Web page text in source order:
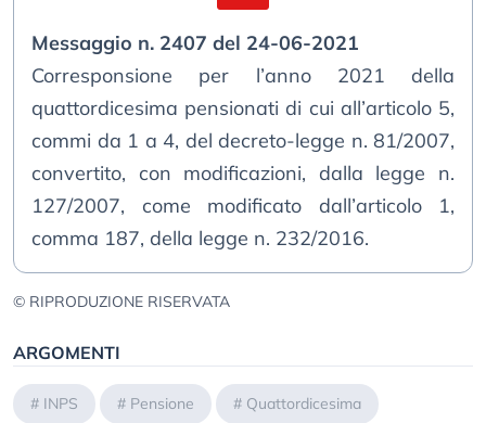
Messaggio n. 2407 del 24-06-2021
Corresponsione per l’anno 2021 della
quattordicesima pensionati di cui all’articolo 5,
commi da 1 a 4, del decreto-legge n. 81/2007,
convertito, con modificazioni, dalla legge n.
127/2007, come modificato dall’articolo 1,
comma 187, della legge n. 232/2016.
© RIPRODUZIONE RISERVATA
ARGOMENTI
# INPS # Pensione # Quattordicesima